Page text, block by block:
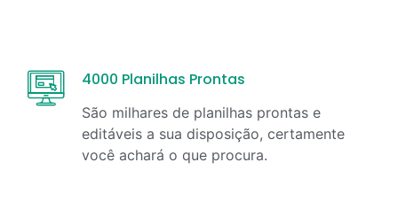
4000 Planilhas Prontas
São milhares de planilhas prontas e
editáveis a sua disposição, certamente
você achará o que procura.